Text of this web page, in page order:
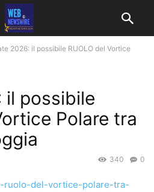
2026: il possibile RUOLO del Vortice
il possibile
Polare tra
0
340